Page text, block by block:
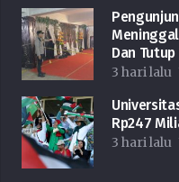
Dan
3 hari lalu
Rp247
3 hari lalu